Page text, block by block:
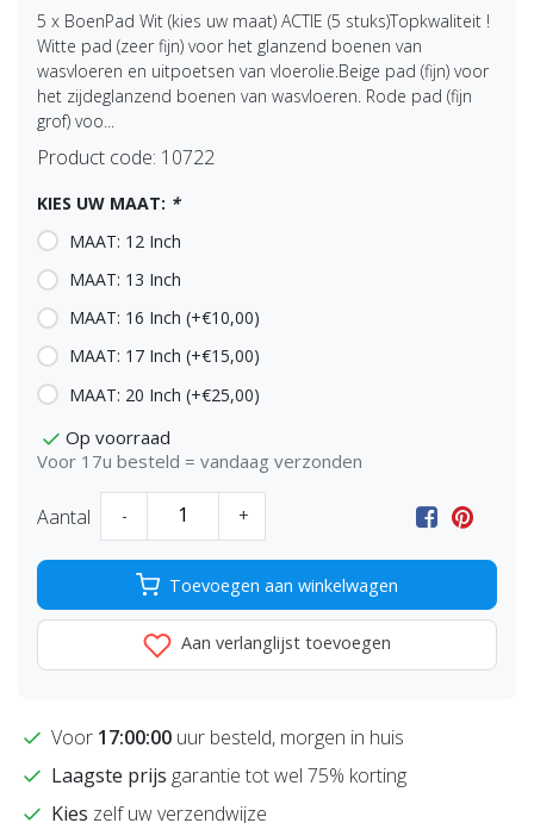
5 x BoenPad Wit (kies uw maat) ACTIE (5 stuks)Topkwaliteit !
Witte pad (zeer fijn) voor het glanzend boenen van
wasvloeren en uitpoetsen van vloerolie.Beige pad (fijn) voor
het zijdeglanzend boenen van wasvloeren. Rode pad (fijn
grof) voo...
Product code: 10722
KIES UW MAAT: *
MAAT: 12 Inch
MAAT: 13 Inch
MAAT: 16 Inch (+€10,00)
MAAT: 17 Inch (+€15,00)
MAAT: 20 Inch (+€25,00)
Op voorraad
Voor 17u besteld = vandaag verzonden
Aantal - +
Toevoegen aan winkelwagen
Aan verlanglijst toevoegen
Voor 17:00:00 uur besteld, morgen in huis
Laagste prijs garantie tot wel 75% korting
Kies zelf uw verzendwijze